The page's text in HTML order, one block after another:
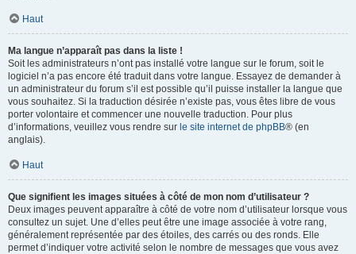
Haut
Ma langue n’apparaît pas dans la liste !
Soit les administrateurs n’ont pas installé votre langue sur le forum, soit le
logiciel n’a pas encore été traduit dans votre langue. Essayez de demander à
un administrateur du forum s’il est possible qu’il puisse installer la langue que
vous souhaitez. Si la traduction désirée n’existe pas, vous êtes libre de vous
porter volontaire et commencer une nouvelle traduction. Pour plus
d’informations, veuillez vous rendre sur le site internet de phpBB® (en
anglais).
Haut
Que signifient les images situées à côté de mon nom d’utilisateur ?
Deux images peuvent apparaître à côté de votre nom d’utilisateur lorsque vous
consultez un sujet. Une d’elles peut être une image associée à votre rang,
généralement représentée par des étoiles, des carrés ou des ronds. Elle
permet d’indiquer votre activité selon le nombre de messages que vous avez